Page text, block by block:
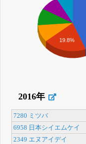
19.8%
2016年
7280 ミツバ
6958 日本シイエムケイ
2349 エヌアイデイ